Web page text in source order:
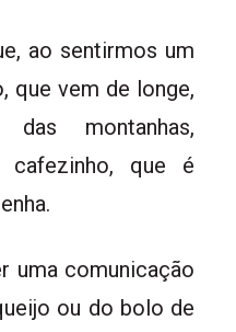
ao sentirmos um
que vem de longe,
montanhas,
cafezinho, que é
uma comunicação
ou do bolo de